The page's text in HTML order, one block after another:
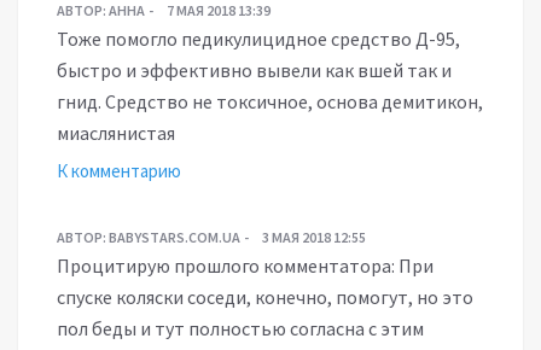
АВТОР: АННА 7 МАЯ 2018 13:39
Тоже помогло педикулицидное средство Д-95,
быстро и эффективно вывели как вшей так и
гнид. Средство не токсичное, основа демитикон,
миаслянистая
К комментарию
АВТОР: BABYSTARS.COM.UA 3 МАЯ 2018 12:55
Процитирую прошлого комментатора: При
спуске коляски соседи, конечно, помогут, но это
пол беды и тут полностью согласна с этим